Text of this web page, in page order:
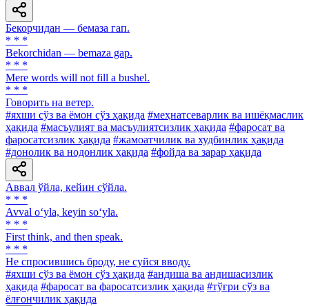
Бекорчидан — бемаза гап.
* * *
Bekorchidan — bemaza gap.
* * *
Mere words will not fill a bushel.
* * *
Говорить на ветер.
#яхши сўз ва ёмон сўз ҳақида #меҳнатсеварлик ва ишёқмаслик
ҳақида #масъулият ва масъулиятсизлик ҳақида #фаросат ва
фаросатсизлик ҳақида #жамоатчилик ва худбинлик ҳақида
#донолик ва нодонлик ҳақида #фойда ва зарар ҳақида
Аввал ўйла, кейин сўйла.
* * *
Avval o‘yla, keyin so‘yla.
* * *
First think, and then speak.
* * *
He спросившись броду, не суйся вводу.
#яхши сўз ва ёмон сўз ҳақида #андиша ва андишасизлик
ҳақида #фаросат ва фаросатсизлик ҳақида #тўғри сўз ва
ёлғончилик ҳақида